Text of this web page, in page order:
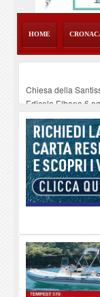
HOME
Chiesa della
Edicola Elbana 6
Mesopotamia di
Lo Strega di
Bambino, sonno e